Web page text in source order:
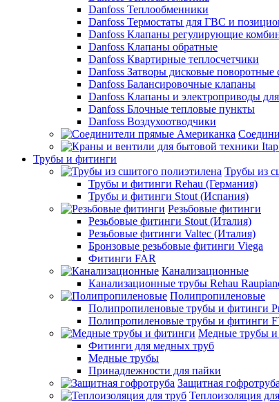
Danfoss Теплообменники
Danfoss Термостаты для ГВС и
Danfoss Клапаны регулирующие
Danfoss Клапаны обратные
Danfoss Квартирные теплосчетчики
Danfoss Затворы дисковые
Danfoss Балансировочные клапаны
Danfoss Клапаны и электроприводы
Danfoss Блочные тепловые пункты
Danfoss Воздухоотводчики
Трубы и фитинги
Трубы из
Трубы и фитинги Rehau (Германия)
Трубы и фитинги Stout (Испания)
Резьбовые фитинги
Резьбовые фитинги Stout (Италия)
Резьбовые фитинги Valtec (Италия)
Бронзовые резьбовые фитинги Viega
Фитинги FAR
Канализационные
Канализационные трубы Rehau
Полипропиленовые
Полипропиленовые трубы и фитинги
Полипропиленовые трубы и фитинги
Медные трубы и
Фитинги для медных труб
Медные трубы
Принадлежности для пайки
Защитная гофротруба
Теплоизоляция